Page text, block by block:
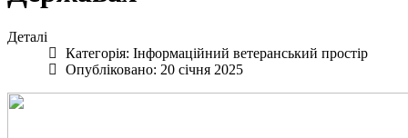
Деталі
Категорія: Інформаційний ветеранський простір
Опубліковано: 20 січня 2025